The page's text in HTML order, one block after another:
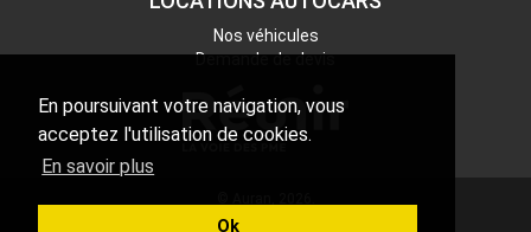
En poursuivant votre navigation, vous
acceptez l'utilisation de cookies.
En savoir plus
Ok
Nos véhicules
Demande de devis
Assurances